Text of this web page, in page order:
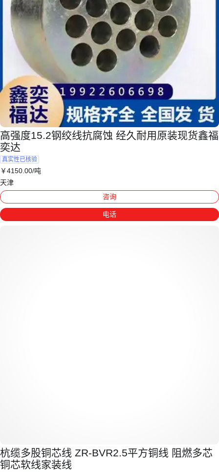
高强度15.2钢绞线抗腐蚀 经久耐用原装现货鑫福
奕达
真实性已核验
￥4150 .00/吨
天津
咨询
电话
杭缆多股铜芯线 ZR-BVR2.5平方铜线 阻燃多芯
铜芯软线家装线